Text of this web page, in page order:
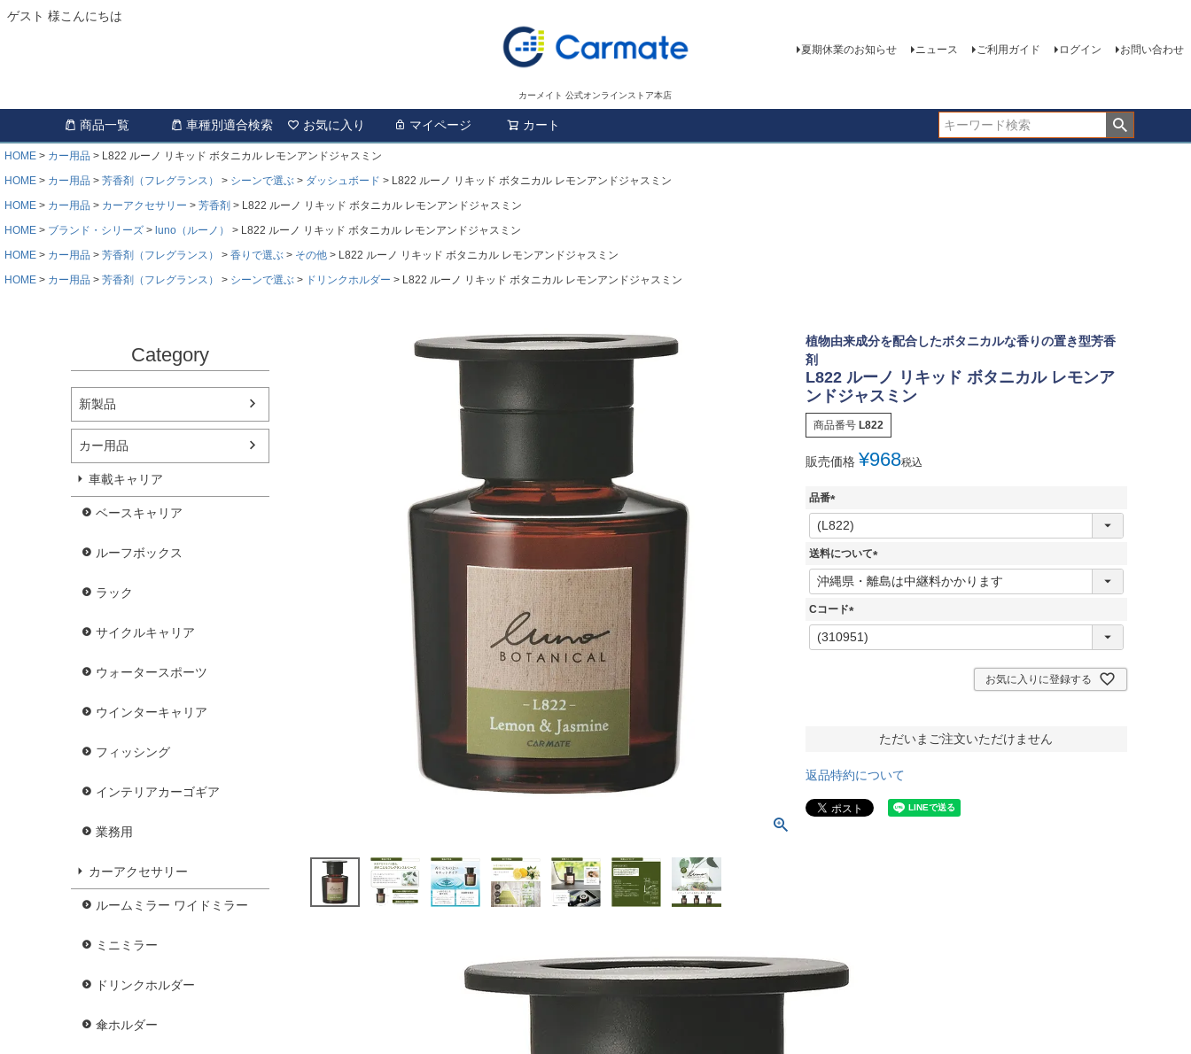
ゲスト 様こんにちは
カーメイト 公式オンラインストア本店
夏期休業のお知らせ ニュース ご利用ガイド ログイン お問い合わせ
商品一覧 車種別適合検索 お気に入り マイページ カート
HOME カー用品
L822 ルーノ リキッド ボタニカル レモンアンドジャスミン
HOME
カー用品 芳香剤（フレグランス） シーンで選ぶ ダッシュボード
L822 ルーノ リキッド ボタニカル レモンアンドジャスミン
HOME
カー用品 カーアクセサリー 芳香剤
L822 ルーノ リキッド ボタニカル レモンアンドジャスミン
HOME
ブランド・シリーズ luno（ルーノ）
L822 ルーノ リキッド ボタニカル レモンアンドジャスミン
HOME
カー用品 芳香剤（フレグランス） 香りで選ぶ その他
L822 ルーノ リキッド ボタニカル レモンアンドジャスミン
HOME
カー用品 芳香剤（フレグランス） シーンで選ぶ ドリンクホルダー L822 ルーノ リキッド ボタニカル レモンアンドジャスミン
Category
新製品
カー用品
車載キャリア
ベースキャリア
ルーフボックス
ラック
サイクルキャリア
ウォータースポーツ
ウインターキャリア
フィッシング
インテリアカーゴギア
業務用
カーアクセサリー
ルームミラー ワイドミラー
ミニミラー
ドリンクホルダー
傘ホルダー
植物由来成分を配合したボタニカルな香りの置き型芳香
剤
L822 ルーノ リキッド ボタニカル レモンア
ンドジャスミン
商品番号 L822
販売価格 ¥968税込
品番
(
必
須
送料について
(
必
Cコード
(
必
お気に入りに登録する
ただいまご注文いただけません
返品特約について